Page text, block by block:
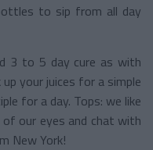
to sip from all day
3 to 5 day cure as with
your juices for a simple
for a day. Tops: we like
our eyes and chat with
New York!